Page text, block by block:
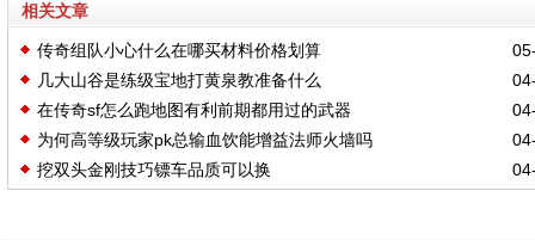
相关文章
传奇组队小心什么在哪买材料价格划算
几大山谷是练级宝地打黄泉教准备什么
在传奇sf怎么跑地图有利前期都用过的武器
为何高等级玩家pk总输血饮能增益法师火墙吗
挖双头金刚技巧镖车品质可以换